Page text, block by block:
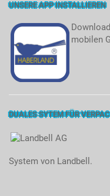
UNSERE APP INSTALLIEREN
mobilen
DUALES SYTEM FÜR
System von Landbell.